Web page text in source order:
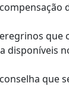
disponíveis
que